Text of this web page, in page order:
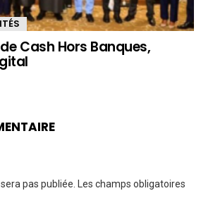
Cash Hors Banques,
pas publiée. Les champs obligatoires